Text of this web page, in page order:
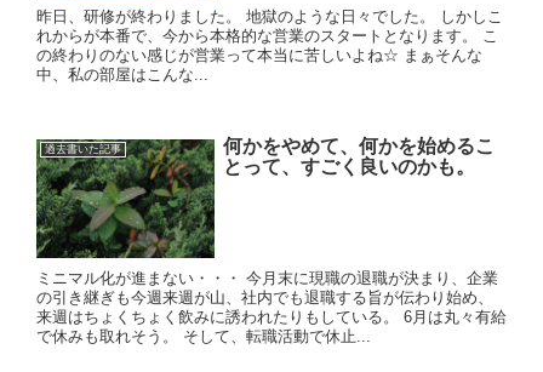
昨日、研修が終わりました。 地獄のような日々でした。 しかしこ
れからが本番で、今から本格的な営業のスタートとなります。 こ
の終わりのない感じが営業って本当に苦しいよね☆ まぁそんな
中、私の部屋はこんな...
過去書いた記事
何かをやめて、何かを始めるこ
とって、すごく良いのかも。
ミニマル化が進まない・・・ 今月末に現職の退職が決まり、企業
の引き継ぎも今週来週が山、社内でも退職する旨が伝わり始め、
来週はちょくちょく飲みに誘われたりもしている。 6月は丸々有給
で休みも取れそう。 そして、転職活動で休止...